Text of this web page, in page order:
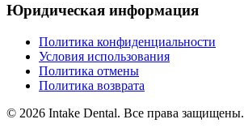
Юридическая информация
Политика конфиденциальности
Условия использования
Политика отмены
Политика возврата
© 2026 Intake Dental. Все права защищены.